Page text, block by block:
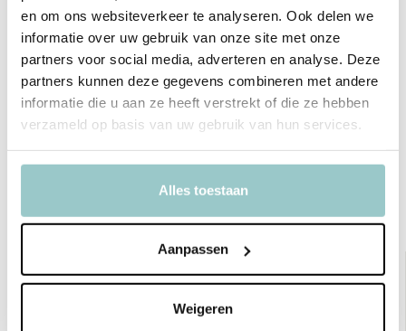
en om ons websiteverkeer te analyseren. Ook delen we
informatie over uw gebruik van onze site met onze
partners voor social media, adverteren en analyse. Deze
partners kunnen deze gegevens combineren met andere
informatie die u aan ze heeft verstrekt of die ze hebben
verzameld op basis van uw gebruik van hun services.
Alles toestaan
Aanpassen
Weigeren
kinderen. Het streven is duurzaam en tijdloze ontwerpen van de
beste kwaliteit te ontwerpen. Deze items staan op zichzelf en zijn
tijdloos, ongeacht de trend. Het uitgangspunt is de
belevingswereld van het kind.
Delen
Bekijk ook deze must-haves